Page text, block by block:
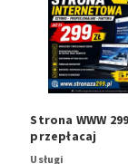
Strona WWW
przepłacaj
Usługi